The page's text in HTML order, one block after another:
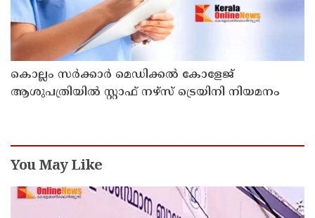
കൊല്ലം സർക്കാർ മെഡിക്കൽ കോളേജ്
ആശുപത്രിയിൽ സ്റ്റാഫ് നഴ്‌സ് ട്രെയിനി നിയമനം
You May Like